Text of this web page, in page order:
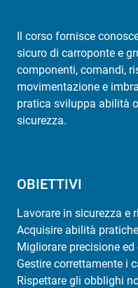
Il corso fornisce
sicuro di carroponte e
componenti, comandi,
movimentazione e
pratica sviluppa abilità
sicurezza.
OBIETTIVI
Lavorare in sicurezza e
Acquisire abilità
Migliorare precisione
Gestire correttamente i
Rispettare gli obblighi